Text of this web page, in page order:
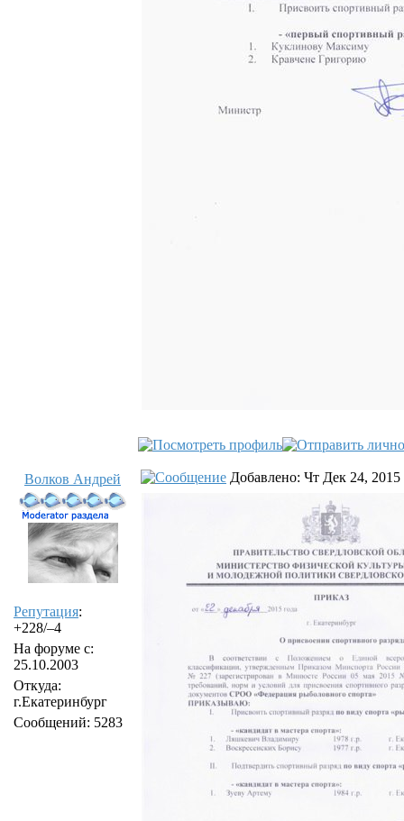
Волков Андрей
Репутация:
+228/–4
На форуме с:
25.10.2003
Откуда:
г.Екатеринбург
Сообщений: 5283
Добавлено: Чт Дек 24, 2015